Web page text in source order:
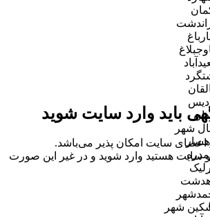
باید وارد سایت شوید
اعضای سایت امکان پذیر می‌باشد.
سایت هستید وارد شوید و در غیر این صورت
شهر
شهر